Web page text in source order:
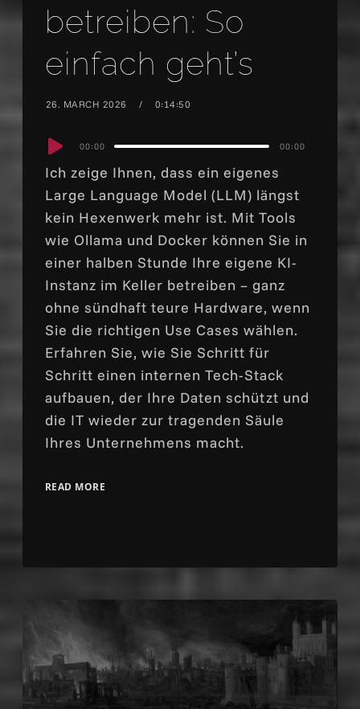
betreiben: So
einfach geht’s
26. MARCH 2026 0:14:50
Audio00:00 00:00
Ich zeige Ihnen, dass ein eigenes
Large Language Model (LLM) längst
kein Hexenwerk mehr ist. Mit Tools
wie Ollama und Docker können Sie in
einer halben Stunde Ihre eigene KI-
Instanz im Keller betreiben – ganz
ohne sündhaft teure Hardware, wenn
Sie die richtigen Use Cases wählen.
Erfahren Sie, wie Sie Schritt für
Schritt einen internen Tech-Stack
aufbauen, der Ihre Daten schützt und
die IT wieder zur tragenden Säule
Ihres Unternehmens macht.
READ MORE